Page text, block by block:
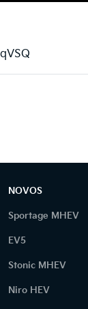
NOVOS
Sportage MHEV
EV5
Stonic MHEV
Niro HEV